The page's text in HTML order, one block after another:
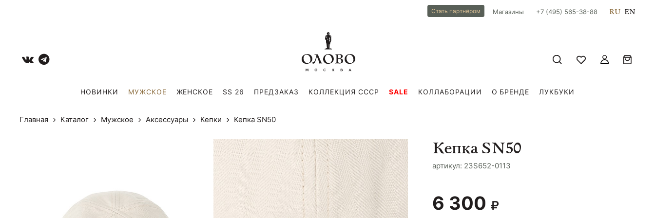
Стать партнёром Магазины +7 (495) 565-38-88 RU EN
НОВИНКИ МУЖCКОЕ ЖЕНСКОЕ SS 26 ПРЕДЗАКАЗ КОЛЛЕКЦИЯ СССР SALE КОЛЛАБОРАЦИИ О БРЕНДЕ ЛУКБУКИ
Главная Каталог Мужcкое Аксессуары Кепки Кепка SN50
Кепка SN50
aртикул: 23S652-0113
6 300